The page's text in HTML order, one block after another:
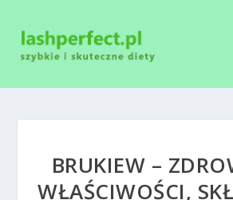
BRUKIEW –
WŁAŚCIWOŚCI,